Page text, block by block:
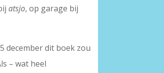
atsjo, op garage bij
december dit boek zou
– wat heel